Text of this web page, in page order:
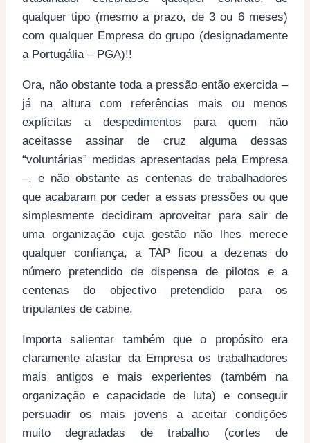
qualquer tipo (mesmo a prazo, de 3 ou 6 meses)
com qualquer Empresa do grupo (designadamente
a Portugália – PGA)!!
Ora, não obstante toda a pressão então exercida –
já na altura com referências mais ou menos
explícitas a despedimentos para quem não
aceitasse assinar de cruz alguma dessas
“voluntárias” medidas apresentadas pela Empresa
–, e não obstante as centenas de trabalhadores
que acabaram por ceder a essas pressões ou que
simplesmente decidiram aproveitar para sair de
uma organização cuja gestão não lhes merece
qualquer confiança, a TAP ficou a dezenas do
número pretendido de dispensa de pilotos e a
centenas do objectivo pretendido para os
tripulantes de cabine.
Importa salientar também que o propósito era
claramente afastar da Empresa os trabalhadores
mais antigos e mais experientes (também na
organização e capacidade de luta) e conseguir
persuadir os mais jovens a aceitar condições
muito degradadas de trabalho (cortes de